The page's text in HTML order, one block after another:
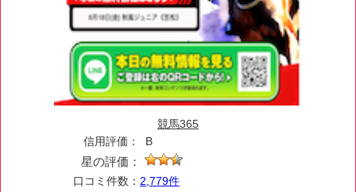
競馬365
信用評価：
B
星の評価：
口コミ件数： 2,779件